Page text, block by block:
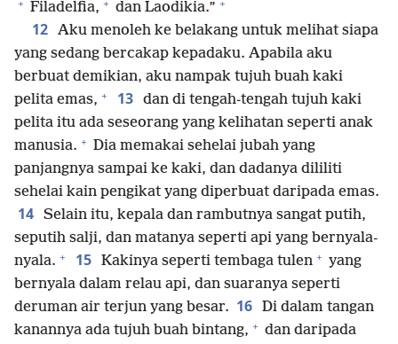
+ Filadelfia, + dan Laodikia.” +
12 Aku menoleh ke belakang untuk melihat siapa
yang sedang bercakap kepadaku. Apabila aku
berbuat demikian, aku nampak tujuh buah kaki
pelita emas, + 13 dan di tengah-tengah tujuh kaki
pelita itu ada seseorang yang kelihatan seperti anak
manusia. + Dia memakai sehelai jubah yang
panjangnya sampai ke kaki, dan dadanya dililiti
sehelai kain pengikat yang diperbuat daripada emas.
14 Selain itu, kepala dan rambutnya sangat putih,
seputih salji, dan matanya seperti api yang bernyala-
nyala. + 15 Kakinya seperti tembaga tulen + yang
bernyala dalam relau api, dan suaranya seperti
deruman air terjun yang besar. 16 Di dalam tangan
kanannya ada tujuh buah bintang, + dan daripada